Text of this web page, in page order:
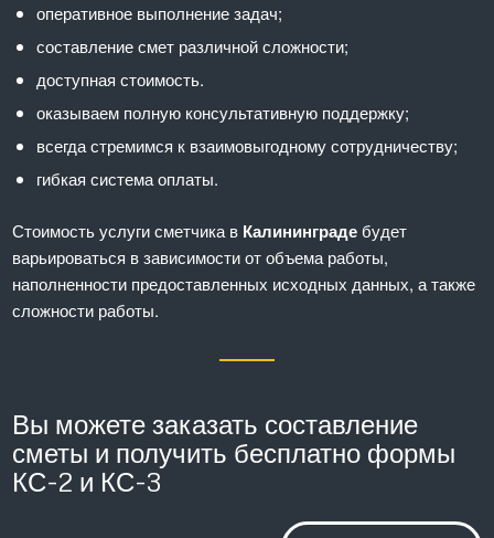
оперативное выполнение задач;
составление смет различной сложности;
доступная стоимость.
оказываем полную консультативную поддержку;
всегда стремимся к взаимовыгодному сотрудничеству;
гибкая система оплаты.
Стоимость услуги сметчика в Калининграде будет
варьироваться в зависимости от объема работы,
наполненности предоставленных исходных данных, а также
сложности работы.
Вы можете заказать составление
сметы и получить бесплатно формы
КС-2 и КС-3